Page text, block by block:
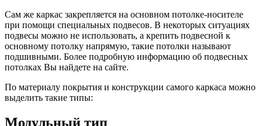
Сам же каркас закрепляется на основном потолке-носителе
при помощи специальных подвесов. В некоторых ситуациях
подвесы можно не использовать, а крепить подвесной к
основному потолку напрямую, такие потолки называют
подшивными. Более подробную информацию об подвесных
потолках Вы найдете на сайте.
По материалу покрытия и конструкции самого каркаса можно
выделить такие типы:
Модульный тип